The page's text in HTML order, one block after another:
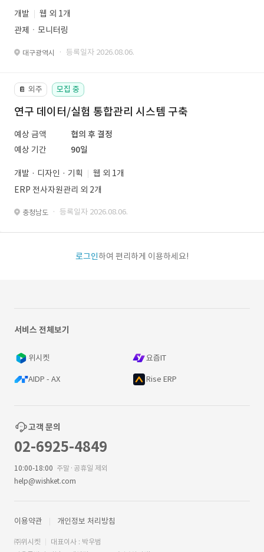
개발
웹 외 1개
관제ㆍ모니터링
대구광역시 · 등록일자 2026.08.06.
📔 외주 모집 중
연구 데이터/실험 통합관리 시스템 구축
예상 금액
협의 후 결정
예상 기간
90일
개발 · 디자인 · 기획
웹 외 1개
ERP 전사자원관리 외 2개
충청남도 · 등록일자 2026.08.06.
로그인하여 편리하게 이용하세요!
서비스 전체보기
위시켓 요즘IT
AIDP - AX Rise ERP
고객 문의
02-6925-4849
10:00-18:00 주말·공휴일 제외
help@wishket.com
이용약관 개인정보 처리방침
㈜위시켓
대표이사 : 박우범